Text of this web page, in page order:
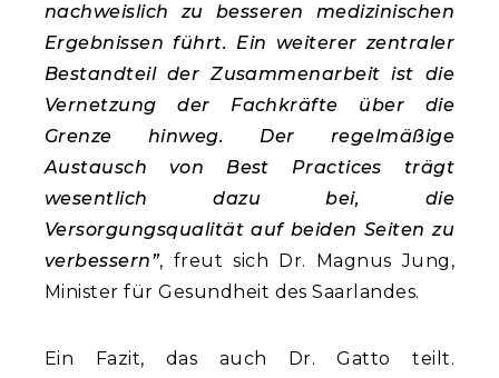
nachweislich zu besseren medizinischen
Ergebnissen führt. Ein weiterer zentraler
Bestandteil der Zusammenarbeit ist die
Vernetzung der Fachkräfte über die
Grenze hinweg. Der regelmäßige
Austausch von Best Practices trägt
wesentlich dazu bei, die
Versorgungsqualität auf beiden Seiten zu
verbessern”, freut sich Dr. Magnus Jung,
Minister für Gesundheit des Saarlandes.
Ein Fazit, das auch Dr. Gatto teilt.